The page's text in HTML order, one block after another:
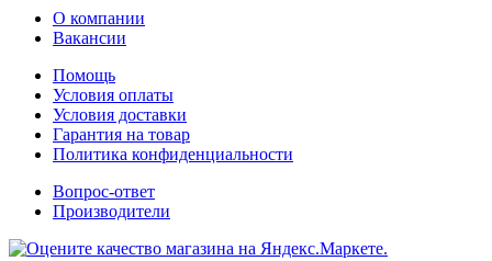
О компании
Вакансии
Помощь
Условия оплаты
Условия доставки
Гарантия на товар
Политика конфиденциальности
Вопрос-ответ
Производители